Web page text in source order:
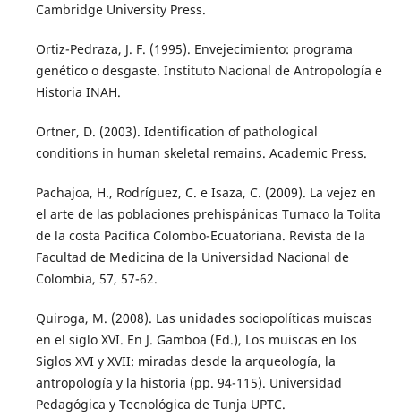
Cambridge University Press.
Ortiz-Pedraza, J. F. (1995). Envejecimiento: programa
genético o desgaste. Instituto Nacional de Antropología e
Historia INAH.
Ortner, D. (2003). Identification of pathological
conditions in human skeletal remains. Academic Press.
Pachajoa, H., Rodríguez, C. e Isaza, C. (2009). La vejez en
el arte de las poblaciones prehispánicas Tumaco la Tolita
de la costa Pacífica Colombo-Ecuatoriana. Revista de la
Facultad de Medicina de la Universidad Nacional de
Colombia, 57, 57-62.
Quiroga, M. (2008). Las unidades sociopolíticas muiscas
en el siglo XVI. En J. Gamboa (Ed.), Los muiscas en los
Siglos XVI y XVII: miradas desde la arqueología, la
antropología y la historia (pp. 94-115). Universidad
Pedagógica y Tecnológica de Tunja UPTC.